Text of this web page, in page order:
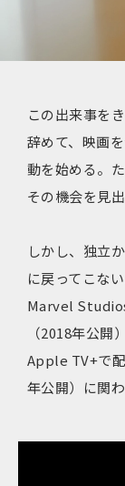
この出来事を
辞めて、映画
動を始める。
その機会を見
しかし、独立
に戻ってこな
Marvel
（2018年公
Apple TV+で
年公開）に関